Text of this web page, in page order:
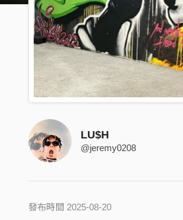
LU$H
@jeremy0208
發布時間 2025-08-20